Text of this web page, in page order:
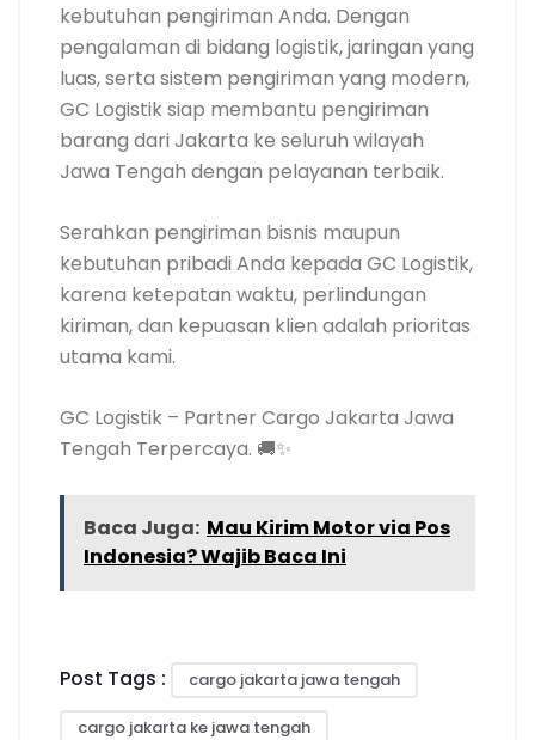
kebutuhan pengiriman Anda. Dengan
pengalaman di bidang logistik, jaringan yang
luas, serta sistem pengiriman yang modern,
GC Logistik siap membantu pengiriman
barang dari Jakarta ke seluruh wilayah
Jawa Tengah dengan pelayanan terbaik.
Serahkan pengiriman bisnis maupun
kebutuhan pribadi Anda kepada GC Logistik,
karena ketepatan waktu, perlindungan
kiriman, dan kepuasan klien adalah prioritas
utama kami.
GC Logistik – Partner Cargo Jakarta Jawa
Tengah Terpercaya. 🚚✨
Baca Juga: Mau Kirim Motor via Pos
Indonesia? Wajib Baca Ini
Post Tags : cargo jakarta jawa tengah
cargo jakarta ke jawa tengah